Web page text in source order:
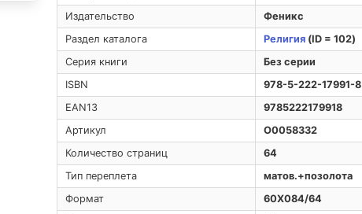
Издательство
Феникс
Раздел каталога
Религия(ID = 102)
Серия книги
Без серии
ISBN
978-5-222-17991-8
EAN13
9785222179918
Артикул
O0058332
Количество страниц
64
Тип переплета
матов.+позолота
Формат
60Х084/64